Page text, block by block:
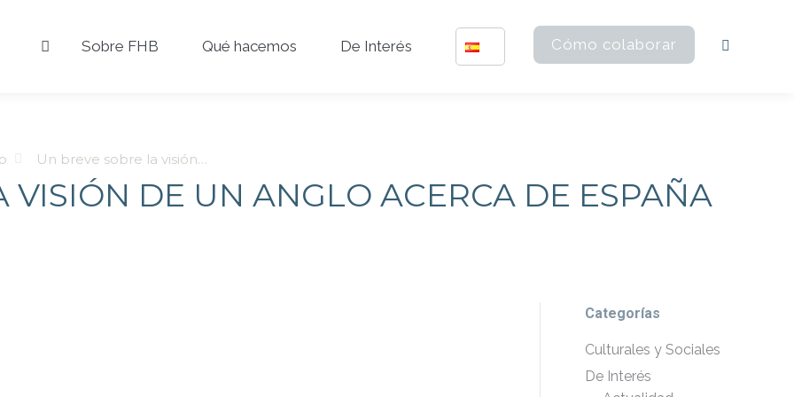
Sobre FHB Qué hacemos De Interés Cómo colaborar Buscar:
VISIÓN DE UN ANGLO ACERCA DE ESPAÑA
Un breve sobre la visión…
Categorías
Culturales y Sociales
De Interés